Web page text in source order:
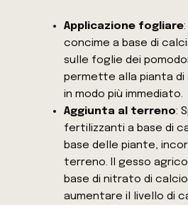
Applicazione fogliare
concime a base di
sulle foglie dei
permette alla pianta di
in modo più immediato.
Aggiunta al terreno:
fertilizzanti a base di
base delle piante,
terreno. Il gesso
base di nitrato di
aumentare il livello di